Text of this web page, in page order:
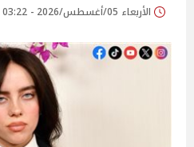
الأربعاء 05/أغسطس/2026 - 03:22 ص